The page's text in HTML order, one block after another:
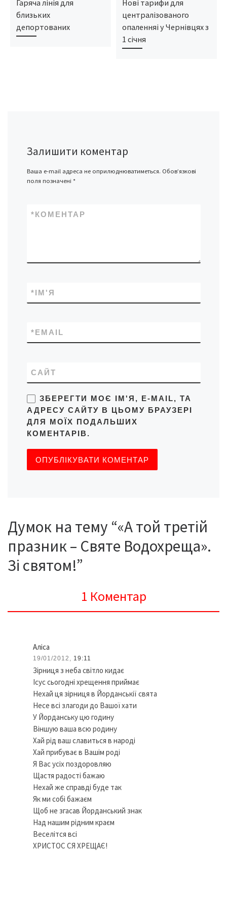
Гаряча лінія для
близьких
депортованих
Нові тарифи для
централізованого
опаленняі у Чернівцях з
1 січня
Залишити коментар
Ваша e-mail адреса не оприлюднюватиметься. Обов’язкові
поля позначені *
КОМЕНТАР
*
ІМ'Я
*
EMAIL
*
САЙТ
ЗБЕРЕГТИ МОЄ ІМ'Я, E-MAIL, ТА
АДРЕСУ САЙТУ В ЦЬОМУ БРАУЗЕРІ
ДЛЯ МОЇХ ПОДАЛЬШИХ
КОМЕНТАРІВ.
Думок на тему “«А той третій
празник – Святе Водохреща».
Зі святом!”
1 Коментар
Аліса
19/01/2012, 19:11
Зірниця з неба світло кидає
Ісус сьогодні хрещення приймає
Нехай ця зірниця в Йорданськії свята
Несе всі злагоди до Вашої хати
У Йорданську цю годину
Віншую ваша всю родину
Хай рід ваш славиться в народі
Хай прибуває в Вашім роді
Я Вас усіх поздоровляю
Щастя радості бажаю
Нехай же справді буде так
Як ми собі бажаєм
Щоб не згасав Йорданський знак
Над нашим рідним краєм
Веселітся всі
ХРИСТОС СЯ ХРЕЩАЄ!